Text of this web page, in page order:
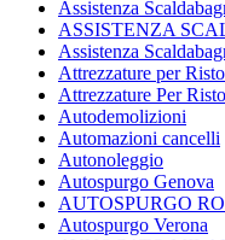
Assistenza
ASSISTENZA
Assistenza
Attrezzature per
Attrezzature Per
Autodemolizioni
Automazioni cancelli
Autonoleggio
Autospurgo Genova
AUTOSPURGO
Autospurgo Verona